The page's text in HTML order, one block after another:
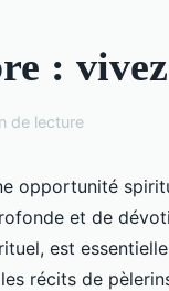
:
de lecture
opportunité
et de
est
récits de